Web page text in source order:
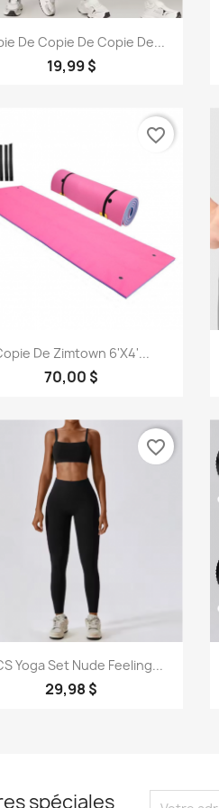
Aperçu rapide
De Copie De Copie De...
19,99 $
 Aperçu rapide
De Zimtown 6'x4'...
70,00 $
favorite_border
Aperçu rapide
Yoga Set Nude Feeling...
29,98 $
favorite_border
spéciales